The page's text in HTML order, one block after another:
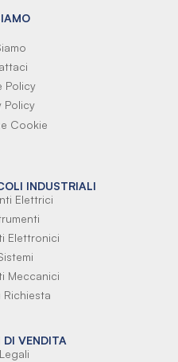
Policy
Policy
Cookie
INDUSTRIALI
Elettrici
Elettronici
Meccanici
DI VENDITA